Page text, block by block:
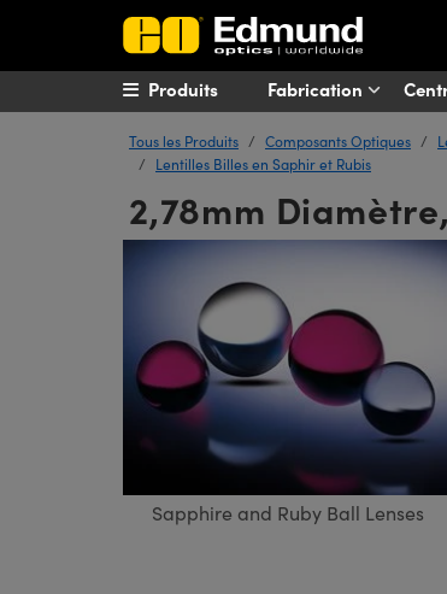
Fabrication
Produits
Tous les Produits Composants Optiques
Lentilles Billes en Saphir et Rubis
2,78mm
Sapphire and Ruby Ball Lenses